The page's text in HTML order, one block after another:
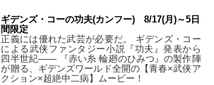
ギデンズ・コーの功夫(カンフー) 8/17(月)～5日
間限定
正義には優れた武芸が必要だ。 ギデンズ・コー
による武侠ファンタジー小説『功夫』発表から
四半世紀―― 『赤い糸 輪廻のひみつ』の製作陣
が贈る、ギデンズワールド全開の【青春×武侠ア
クション×超絶中二病】ムービー！